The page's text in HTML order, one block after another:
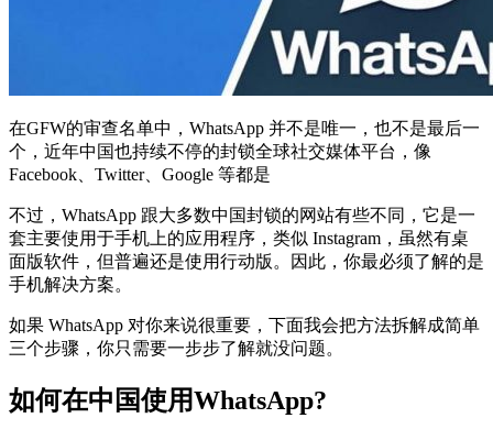
在GFW的审查名单中，WhatsApp 并不是唯一，也不是最后一
个，近年中国也持续不停的封锁全球社交媒体平台，像
Facebook、Twitter、Google 等都是
不过，WhatsApp 跟大多数中国封锁的网站有些不同，它是一
套主要使用于手机上的应用程序，类似 Instagram，虽然有桌
面版软件，但普遍还是使用行动版。因此，你最必须了解的是
手机解决方案。
如果 WhatsApp 对你来说很重要，下面我会把方法拆解成简单
三个步骤，你只需要一步步了解就没问题。
如何在中国使用WhatsApp?